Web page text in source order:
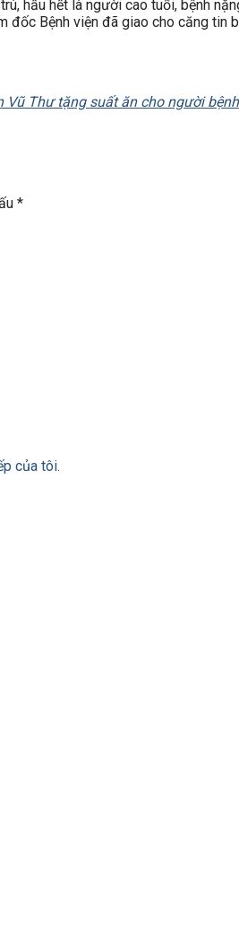
hầu hết là người cao tuổi, bệnh
Bệnh viện đã giao cho căng
Vũ Thư tặng suất ăn cho người
*
của tôi.